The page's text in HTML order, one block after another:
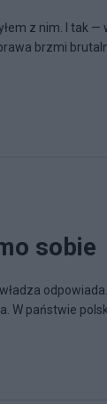
z nim. I tak
brzmi
sobie
W państwie